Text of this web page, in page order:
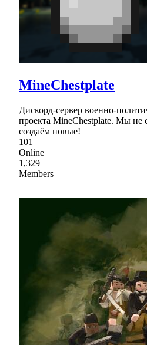
MineChestplate
Дискорд-сервер военно-
проекта MineChestplate. Мы не
создаём новые!
101
Online
1,329
Members